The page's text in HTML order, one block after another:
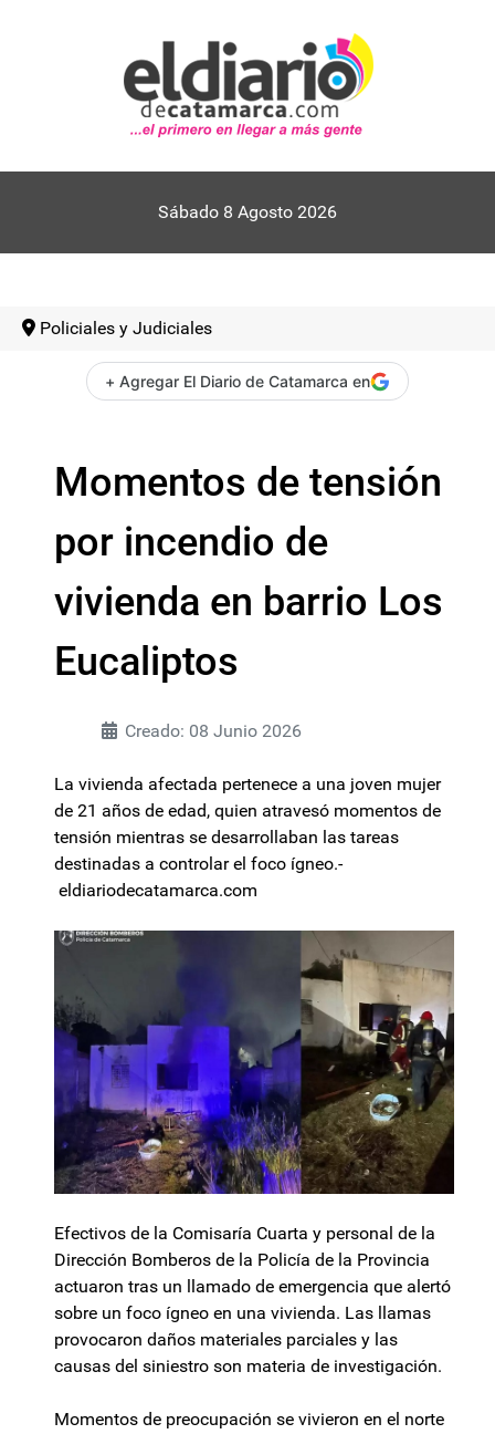
Sábado 8 Agosto 2026
Policiales y Judiciales
+ Agregar El Diario de Catamarca en
Momentos de tensión
por incendio de
vivienda en barrio Los
Eucaliptos
Creado: 08 Junio 2026
La vivienda afectada pertenece a una joven mujer
de 21 años de edad, quien atravesó momentos de
tensión mientras se desarrollaban las tareas
destinadas a controlar el foco ígneo.-
eldiariodecatamarca.com
Efectivos de la Comisaría Cuarta y personal de la
Dirección Bomberos de la Policía de la Provincia
actuaron tras un llamado de emergencia que alertó
sobre un foco ígneo en una vivienda. Las llamas
provocaron daños materiales parciales y las
causas del siniestro son materia de investigación.
Momentos de preocupación se vivieron en el norte